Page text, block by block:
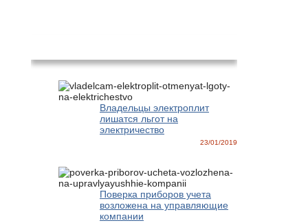
Владельцы электроплит
лишатся льгот на
электричество
23/01/2019
Поверка приборов учета
возложена на управляющие
компании